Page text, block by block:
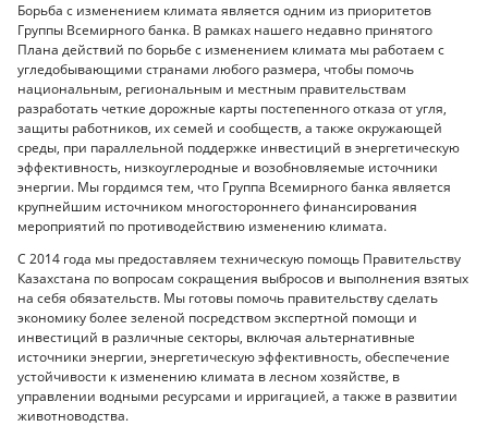
Борьба с изменением климата является одним из приоритетов
Группы Всемирного банка. В рамках нашего недавно принятого
Плана действий по борьбе с изменением климата мы работаем с
угледобывающими странами любого размера, чтобы помочь
национальным, региональным и местным правительствам
разработать четкие дорожные карты постепенного отказа от угля,
защиты работников, их семей и сообществ, а также окружающей
среды, при параллельной поддержке инвестиций в энергетическую
эффективность, низкоуглеродные и возобновляемые источники
энергии. Мы гордимся тем, что Группа Всемирного банка является
крупнейшим источником многостороннего финансирования
мероприятий по противодействию изменению климата.
С 2014 года мы предоставляем техническую помощь Правительству
Казахстана по вопросам сокращения выбросов и выполнения взятых
на себя обязательств. Мы готовы помочь правительству сделать
экономику более зеленой посредством экспертной помощи и
инвестиций в различные секторы, включая альтернативные
источники энергии, энергетическую эффективность, обеспечение
устойчивости к изменению климата в лесном хозяйстве, в
управлении водными ресурсами и ирригацией, а также в развитии
животноводства.